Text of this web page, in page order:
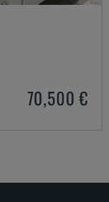
70,500 €